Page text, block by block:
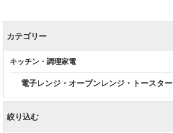
カテゴリー
キッチン・調理家電
電子レンジ・オーブンレンジ・トースター
絞り込む